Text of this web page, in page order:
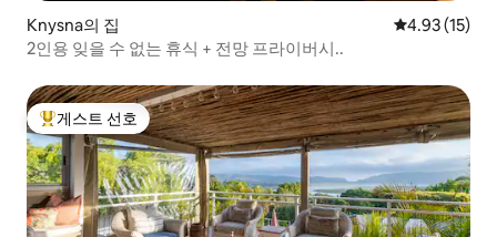
Knysna의 집 평점 4.93점
4.93 (15)
2인용 잊을 수 없는 휴식 + 전망 프라이버시..
상위 게스트 선호
게스트 선호